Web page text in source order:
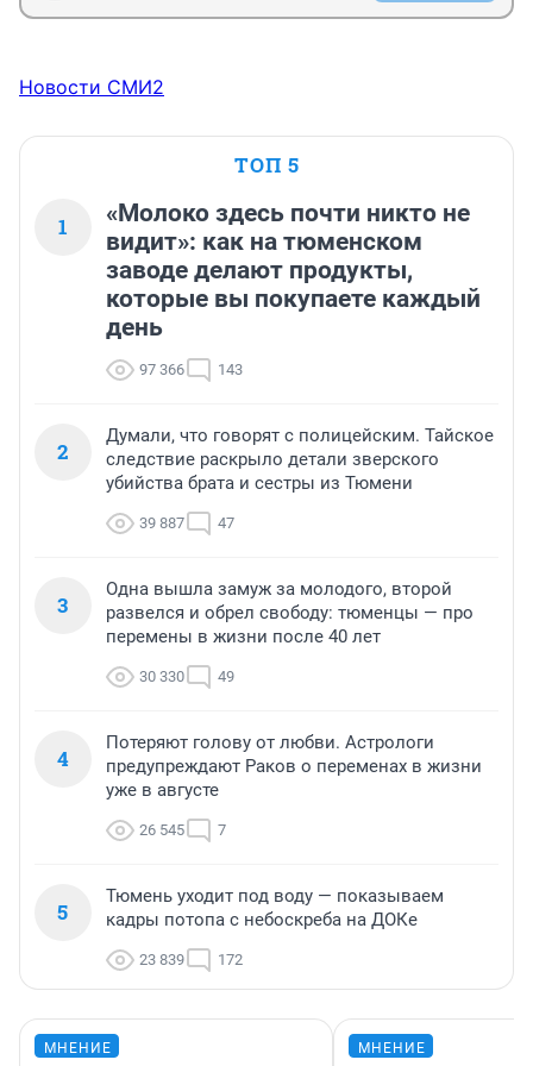
Новости СМИ2
ТОП 5
1
«Молоко здесь почти никто не
видит»: как на тюменском
заводе делают продукты,
которые вы покупаете каждый
день
97 366 143
2
Думали, что говорят с полицейским. Тайское
следствие раскрыло детали зверского
убийства брата и сестры из Тюмени
39 887 47
3
Одна вышла замуж за молодого, второй
развелся и обрел свободу: тюменцы — про
перемены в жизни после 40 лет
30 330 49
4
Потеряют голову от любви. Астрологи
предупреждают Раков о переменах в жизни
уже в августе
26 545 7
5
Тюмень уходит под воду — показываем
кадры потопа с небоскреба на ДОКе
23 839 172
МНЕНИЕ МНЕНИЕ